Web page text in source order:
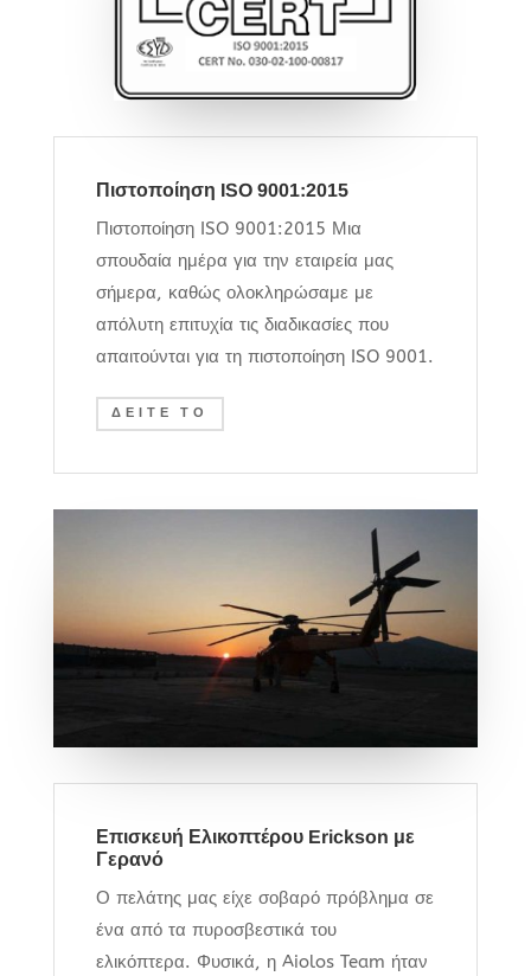
Πιστοποίηση ISO 9001:2015
Πιστοποίηση ISO 9001:2015 Μια
σπουδαία ημέρα για την εταιρεία μας
σήμερα, καθώς ολοκληρώσαμε με
απόλυτη επιτυχία τις διαδικασίες που
απαιτούνται για τη πιστοποίηση ISO 9001.
ΔΕΙΤΕ ΤΟ
Επισκευή Ελικοπτέρου Erickson με
Γερανό
Ο πελάτης μας είχε σοβαρό πρόβλημα σε
ένα από τα πυροσβεστικά του
ελικόπτερα. Φυσικά, η Aiolos Team ήταν